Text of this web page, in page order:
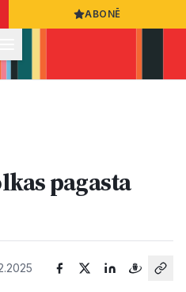
ABONĒ
pagasta